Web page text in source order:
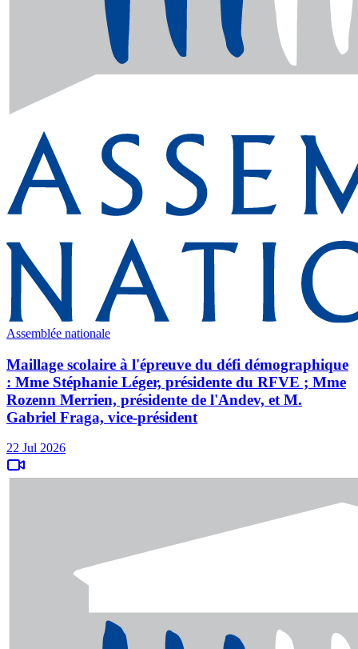
Assemblée nationale
Maillage scolaire à l'épreuve du défi démographique
: Mme Stéphanie Léger, présidente du RFVE ; Mme
Rozenn Merrien, présidente de l'Andev, et M.
Gabriel Fraga, vice-président
22 Jul 2026